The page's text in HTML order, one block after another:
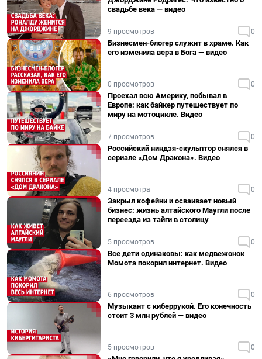
свадьбе века — видео
9 просмотров 0
Бизнесмен-блогер служит в храме. Как
его изменила вера в Бога — видео
0 просмотров 0
Проехал всю Америку, побывал в
Европе: как байкер путешествует по
миру на мотоцикле. Видео
7 просмотров 0
Российский ниндзя-скульптор снялся в
сериале «Дом Дракона». Видео
4 просмотра 0
Закрыл кофейни и осваивает новый
бизнес: жизнь алтайского Маугли после
переезда из тайги в столицу
5 просмотров 0
Все дети одинаковы: как медвежонок
Момота покорил интернет. Видео
6 просмотров 0
Музыкант с киберрукой. Его конечность
стоит 3 млн рублей — видео
5 просмотров 0